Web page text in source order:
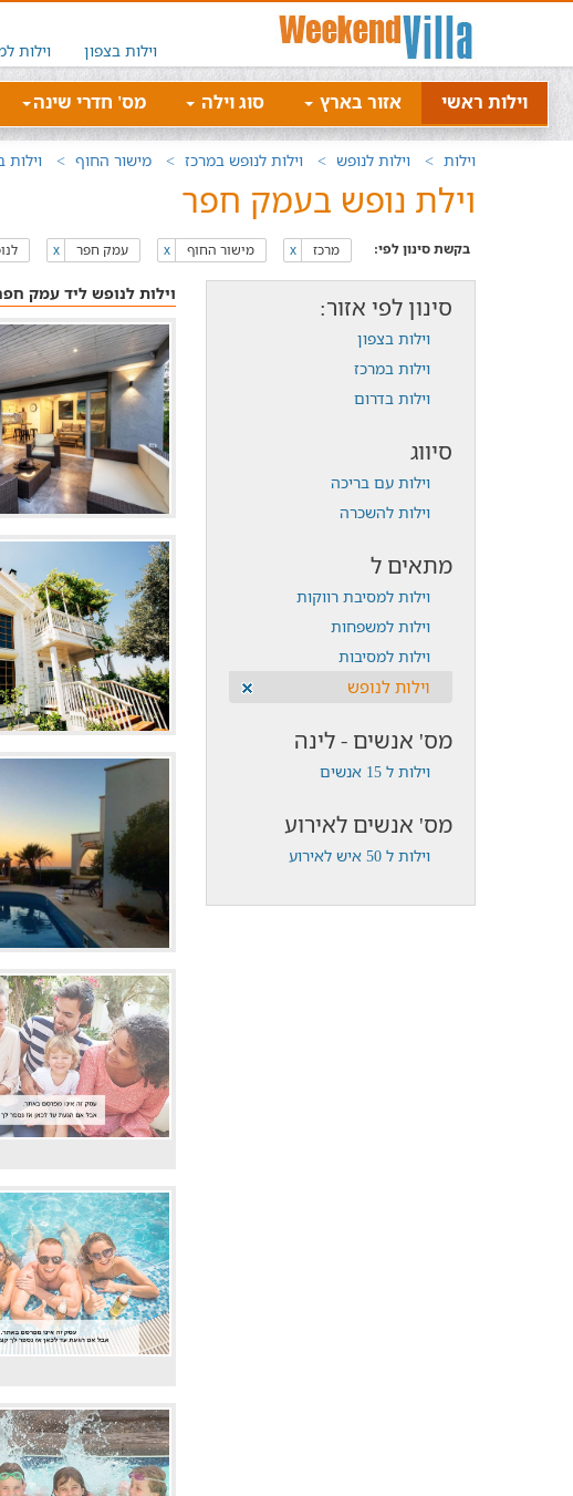
וילות בצפון וילות
וילות ראשי אזור בארץ סוג וילה מס' חדרי שינה
וילות וילות לנופש וילות לנופש במרכז מישור החוף
וילת נופש בעמק חפר
בקשת סינון לפי: x מרכז x מישור החוף x עמק חפר
סינון לפי אזור:
וילות בצפון
וילות במרכז
וילות בדרום
סיווג
וילות עם בריכה
וילות להשכרה
מתאים ל
וילות למסיבת רווקות
וילות למשפחות
וילות למסיבות
וילות לנופש
מס' אנשים - לינה
וילות ל 15 אנשים
מס' אנשים לאירוע
וילות ל 50 איש לאירוע
וילות לנופש ליד עמק